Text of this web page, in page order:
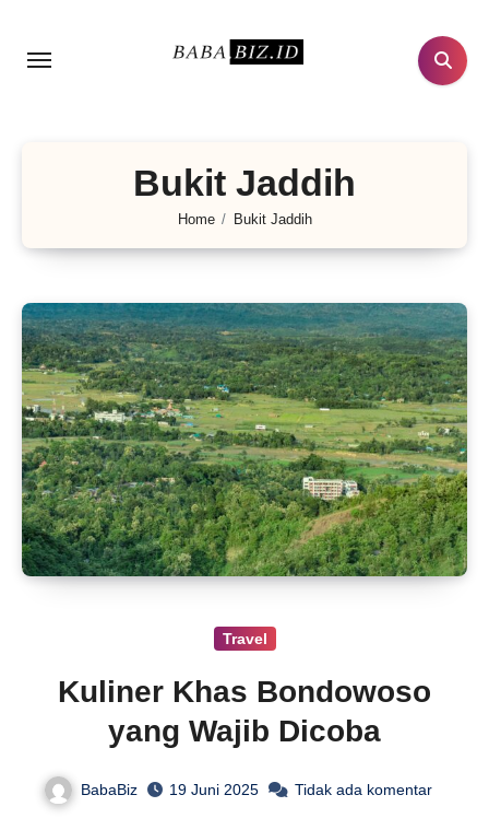
Bukit Jaddih
Home Bukit Jaddih
Travel
Kuliner Khas Bondowoso
yang Wajib Dicoba
BabaBiz 19 Juni 2025 Tidak ada komentar